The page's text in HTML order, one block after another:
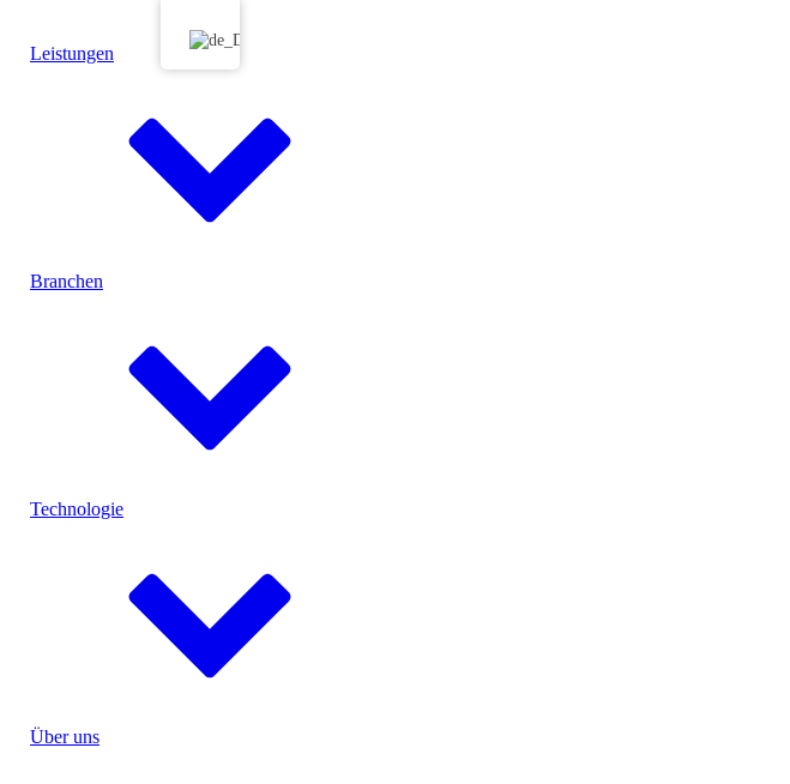
Leistungen
Produktspezifische Prüfanlagen
Ultraschallschweißen
Entwicklung & Konstruktion
Branchen
Industrie
Technologie
Über uns